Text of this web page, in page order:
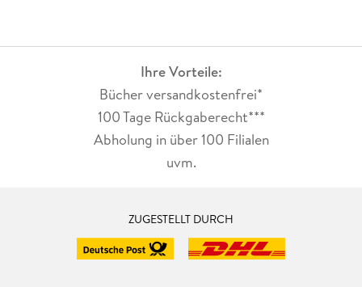
Ihre Vorteile:
Bücher versandkostenfrei*
100 Tage Rückgaberecht***
Abholung in über 100 Filialen
uvm.
ZUGESTELLT DURCH